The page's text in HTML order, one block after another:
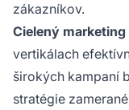
zákazníkov.
Cielený
vertikálach
širokých kampaní
stratégie